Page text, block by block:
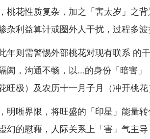
桃花性质复杂，加之「害太岁」之
杂利益算计或圈外人干扰，过程多波
年则需警惕外部桃花对现有联系 的
阂，沟通不畅，以...的身份「暗害」
旺极）及农历十一月子月（冲开桃花
明晰界限，将旺盛的「印星」能量
幻的慰藉，人际关系上「害」气主